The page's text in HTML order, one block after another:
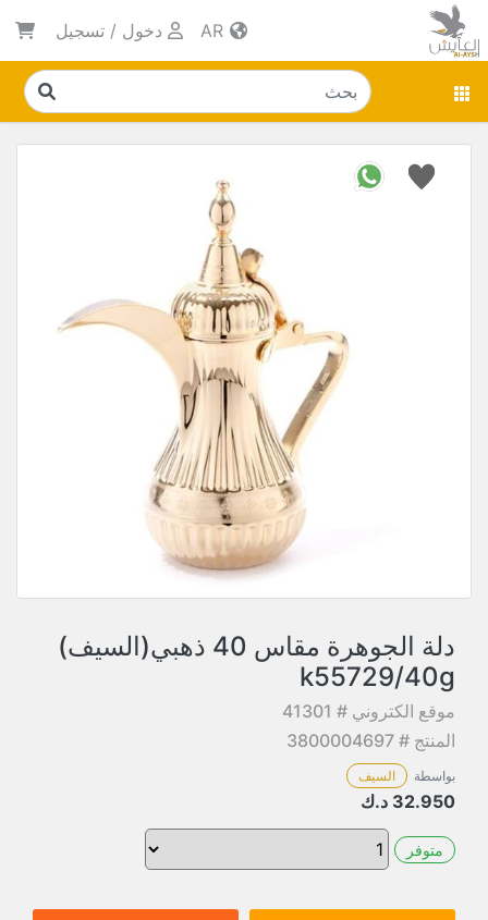
دخول / تسجيل
دلة الجوهرة مقاس 40 ذهبي(السيف)
k55729/40g
موقع الكتروني # 41301
المنتج # 3800004697
بواسطة السيف
32.950 د.ك
متوفر